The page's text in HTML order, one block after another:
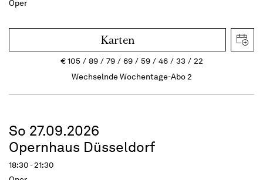
Oper
Karten
€105 89 79 69 59 46 33
22
Wechselnde Wochentage-Abo 2
So 27.09.2026
Opernhaus Düsseldorf
18:30 - 21:30